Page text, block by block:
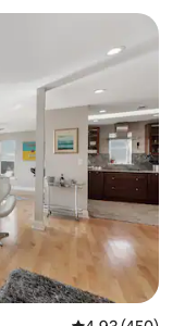
arasında